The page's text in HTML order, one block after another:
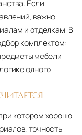
Если
важно
и отделкам. В
комплектом:
мебели
одного
котором хорошо
точность